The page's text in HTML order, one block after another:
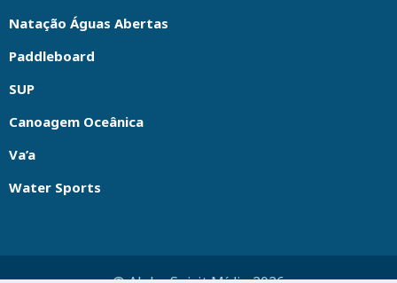
Natação Águas Abertas
Paddleboard
SUP
Canoagem Oceânica
Va’a
Water Sports